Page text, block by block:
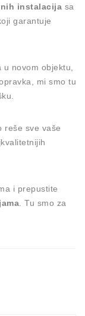
instalacija sa
garantuje
novom objektu,
mi smo tu
reše sve vaše
i prepustite
. Tu smo za